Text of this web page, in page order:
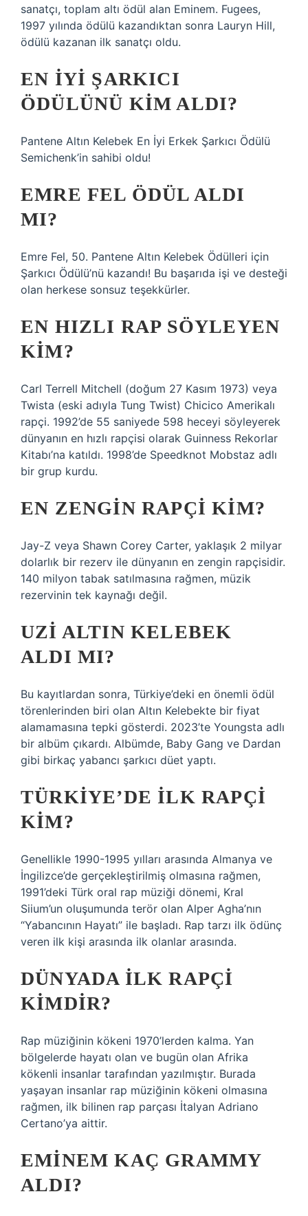
sanatçı, toplam altı ödül alan Eminem. Fugees,
1997 yılında ödülü kazandıktan sonra Lauryn Hill,
ödülü kazanan ilk sanatçı oldu.
EN IYI ŞARKICI
ÖDÜLÜNÜ KIM ALDI?
Pantene Altın Kelebek En İyi Erkek Şarkıcı Ödülü
Semichenk’in sahibi oldu!
EMRE FEL ÖDÜL ALDI
MI?
Emre Fel, 50. Pantene Altın Kelebek Ödülleri için
Şarkıcı Ödülü’nü kazandı! Bu başarıda işi ve desteği
olan herkese sonsuz teşekkürler.
EN HIZLI RAP SÖYLEYEN
KIM?
Carl Terrell Mitchell (doğum 27 Kasım 1973) veya
Twista (eski adıyla Tung Twist) Chicico Amerikalı
rapçi. 1992’de 55 saniyede 598 heceyi söyleyerek
dünyanın en hızlı rapçisi olarak Guinness Rekorlar
Kitabı’na katıldı. 1998’de Speedknot Mobstaz adlı
bir grup kurdu.
EN ZENGIN RAPÇI KIM?
Jay-Z veya Shawn Corey Carter, yaklaşık 2 milyar
dolarlık bir rezerv ile dünyanın en zengin rapçisidir.
140 milyon tabak satılmasına rağmen, müzik
rezervinin tek kaynağı değil.
UZI ALTIN KELEBEK
ALDI MI?
Bu kayıtlardan sonra, Türkiye’deki en önemli ödül
törenlerinden biri olan Altın Kelebekte bir fiyat
alamamasına tepki gösterdi. 2023’te Youngsta adlı
bir albüm çıkardı. Albümde, Baby Gang ve Dardan
gibi birkaç yabancı şarkıcı düet yaptı.
TÜRKIYE’DE ILK RAPÇI
KIM?
Genellikle 1990-1995 yılları arasında Almanya ve
İngilizce’de gerçekleştirilmiş olmasına rağmen,
1991’deki Türk oral rap müziği dönemi, Kral
Siium’un oluşumunda terör olan Alper Agha’nın
“Yabancının Hayatı” ile başladı. Rap tarzı ilk ödünç
veren ilk kişi arasında ilk olanlar arasında.
DÜNYADA ILK RAPÇI
KIMDIR?
Rap müziğinin kökeni 1970’lerden kalma. Yan
bölgelerde hayatı olan ve bugün olan Afrika
kökenli insanlar tarafından yazılmıştır. Burada
yaşayan insanlar rap müziğinin kökeni olmasına
rağmen, ilk bilinen rap parçası İtalyan Adriano
Certano’ya aittir.
EMINEM KAÇ GRAMMY
ALDI?